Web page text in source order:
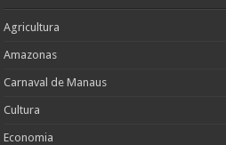
Agricultura
Amazonas
Carnaval de Manaus
Cultura
Economia